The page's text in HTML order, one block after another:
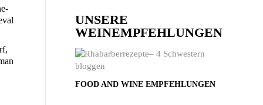
UNSERE
WEINEMPFEHLUNGEN
FOOD AND WINE EMPFEHLUNGEN